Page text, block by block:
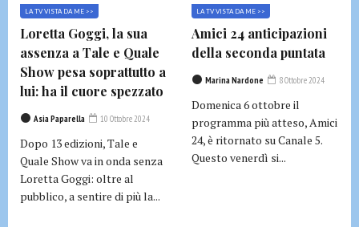
LA TV VISTA DA ME >>
Loretta Goggi, la sua
assenza a Tale e Quale
Show pesa soprattutto a
lui: ha il cuore spezzato
Asia Paparella 10 Ottobre 2024
Dopo 13 edizioni, Tale e
Quale Show va in onda senza
Loretta Goggi: oltre al
pubblico, a sentire di più la...
LA TV VISTA DA ME >>
Amici 24 anticipazioni
della seconda puntata
Marina Nardone 8 Ottobre 2024
Domenica 6 ottobre il
programma più atteso, Amici
24, è ritornato su Canale 5.
Questo venerdì si...